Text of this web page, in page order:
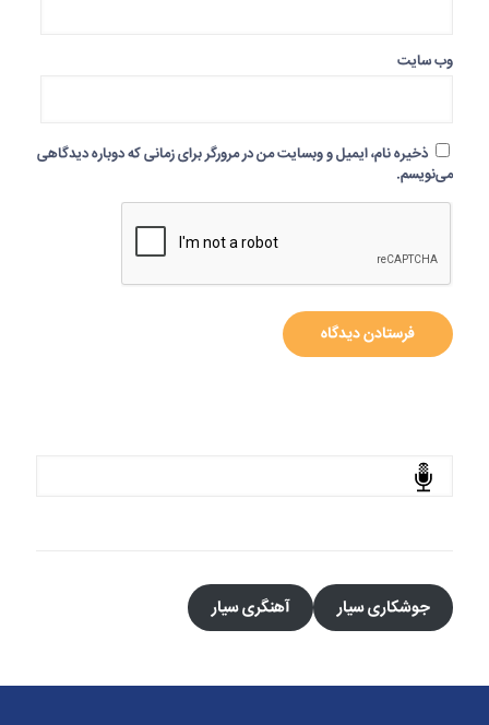
وب‌ سایت
ذخیره نام، ایمیل و وبسایت من در مرورگر برای زمانی که دوباره دیدگاهی
می‌نویسم.
جستجو
جوشکاری سیار آهنگری سیار